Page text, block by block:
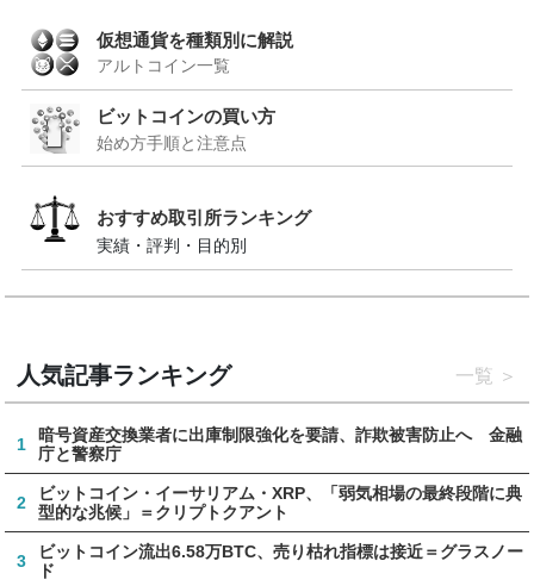
仮想通貨を種類別に解説
アルトコイン一覧
ビットコインの買い方
始め方手順と注意点
おすすめ取引所ランキング
実績・評判・目的別
人気記事ランキング 一覧
1
暗号資産交換業者に出庫制限強化を要請、詐欺被害防止へ 金融
庁と警察庁
2
ビットコイン・イーサリアム・XRP、「弱気相場の最終段階に典
型的な兆候」＝クリプトクアント
3
ビットコイン流出6.58万BTC、売り枯れ指標は接近＝グラスノー
ド